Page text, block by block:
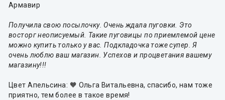
Армавир
Получила свою посылочку. Очень ждала пуговки. Это
восторг неописуемый. Такие пуговицы по приемлемой цене
можно купить только у вас. Подкладочка тоже супер. Я
очень люблю ваш магазин. Успехов и процветания вашему
магазину!!!
Цвет Апельсина: 🧡 Ольга Витальевна, спасибо, нам тоже
приятно, тем более в такое время!